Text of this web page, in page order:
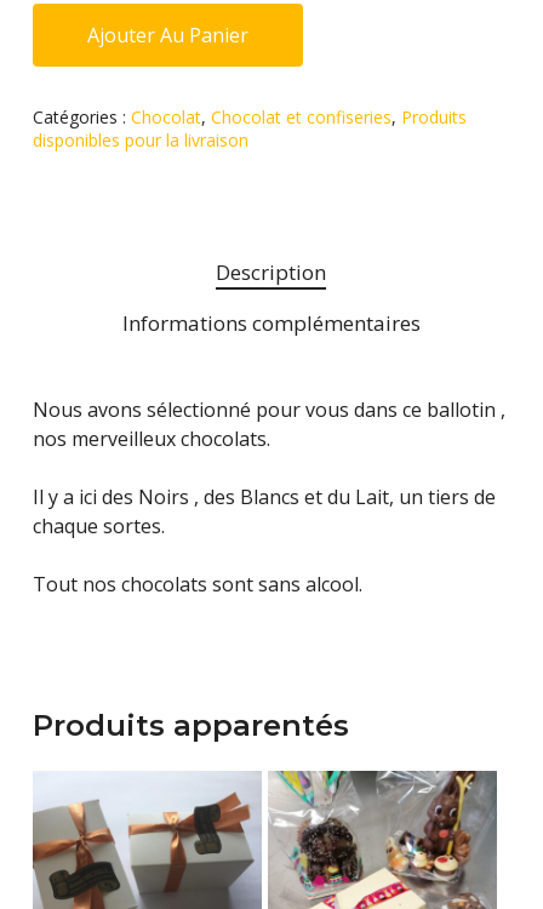
Ajouter Au Panier
Catégories : Chocolat, Chocolat et confiseries, Produits
disponibles pour la livraison
Description
Informations complémentaires
Nous avons sélectionné pour vous dans ce ballotin ,
nos merveilleux chocolats.
Il y a ici des Noirs , des Blancs et du Lait, un tiers de
chaque sortes.
Tout nos chocolats sont sans alcool.
Produits apparentés